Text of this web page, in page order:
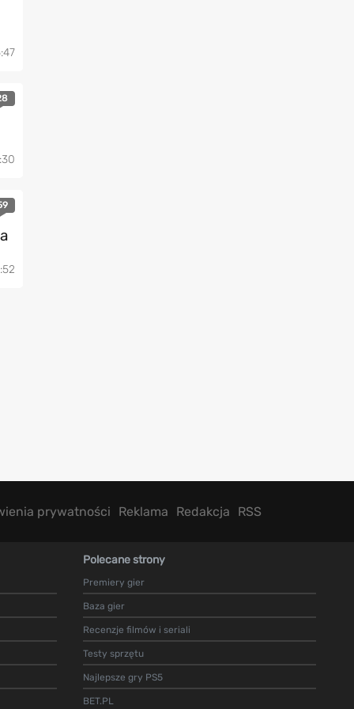
prywatności Reklama Redakcja RSS
Polecane strony
Premiery gier
Baza gier
Recenzje filmów i seriali
Testy sprzętu
Najlepsze gry PS5
BET.PL